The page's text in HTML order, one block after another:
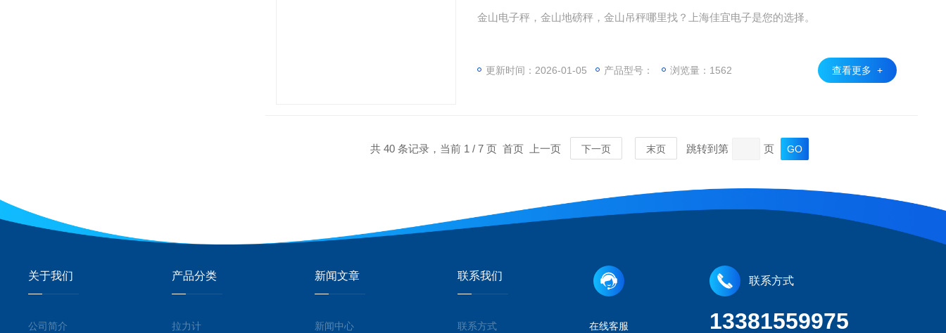
金山电子秤，金山地磅秤，金山吊秤哪里找？上海佳宜电子是您的选择。
更新时间：2026-01-05 产品型号： 浏览量：1562 查看更多 +
共 40 条记录，当前 1 / 7 页 首页 上一页 下一页 末页 跳转到第 页
关于我们
公司简介
产品分类
拉力计
新闻文章
新闻中心
联系我们
联系方式 在线客服
联系方式
13381559975